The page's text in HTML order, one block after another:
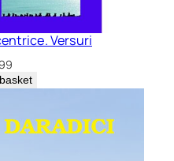
Versuri